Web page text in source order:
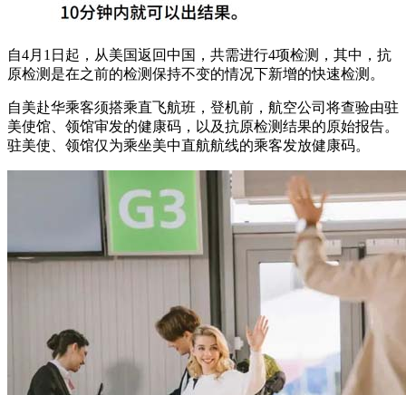
自4月1日起，从美国返回中国，共需进行4项检测，其中，抗
原检测是在之前的检测保持不变的情况下新增的快速检测。
自美赴华乘客须搭乘直飞航班，登机前，航空公司将查验由驻
美使馆、领馆审发的健康码，以及抗原检测结果的原始报告。
驻美使、领馆仅为乘坐美中直航航线的乘客发放健康码。